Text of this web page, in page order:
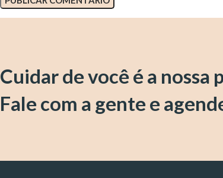
Cuidar de você é a nossa
Fale com a gente e